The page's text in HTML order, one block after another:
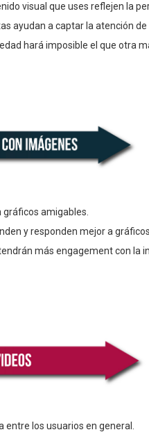
visual que uses reflejen la
ayudan a captar la atención
hará imposible el que otra
gráficos amigables.
y responden mejor a
más engagement con la
entre los usuarios en general.